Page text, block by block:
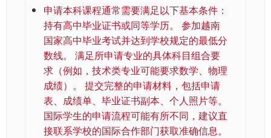
申请本科课程通常需要满足以下基本条件：
持有高中毕业证书或同等学历。 参加越南
国家高中毕业考试并达到学校规定的最低分
数线。 满足所申请专业的具体科目组合要
求（例如，技术类专业可能要求数学、物理
成绩）。 提交完整的申请材料，包括申请
表、成绩单、毕业证书副本、个人照片等。
国际学生的申请流程可能有所不同，建议直
接联系学校的国际合作部门获取准确信息。